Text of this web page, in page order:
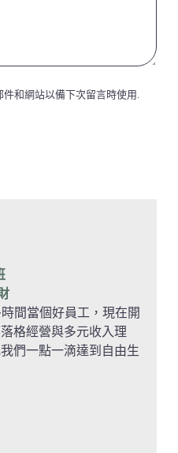
和網站以備下次留言時使用.
間當個好員工，現在開
格經營與多元收入理
們一點一滴達到自由生